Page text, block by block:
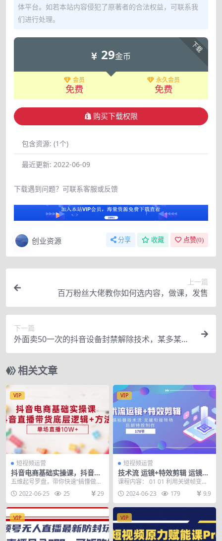
体平台。如若本站内容侵犯了原著者的合法权益，可联系我
们进行处理。
下载
29金币
会员
免费
永久会员
免费
购买下载权限
包含资源: (1个)
最近更新: 2022-06-09
下载遇到问题？可联系客服或反馈
创业资源 分享 收藏 点赞(0)
上一篇
百万粉丝大佬教你如何选内容，做课，发售
下一篇
外面卖50一次的抖音设备封禁解除技术，某多某宝
收费出售
相关文章
VIP
短视频运营
抖音电商基础实操课，抖音直
播带货底层逻辑+方法 单场直
播10W+（价值980）
五维起号罗盘，带你快速“搞懂做好”
直播带货 搭体系，搭框架，提认知
课程目录： ...
2022-06-25 25 29
VIP
短视频运营
技术流 运镜+特效剪辑 运镜拍
摄技术流 无缝衔接转场 后期
特效制作-170节
课程内容： 01 01 利用关键帧变色.
mp4 02 02 利用关键帧希区柯克
变...2024-06-23 179 9.9
VIP VIP